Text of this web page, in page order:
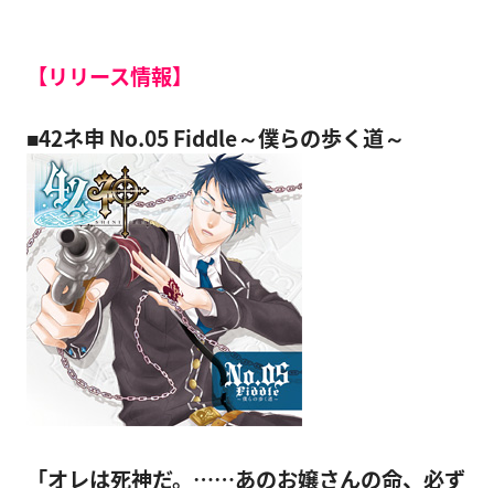
【リリース情報】
■42ネ申 No.05 Fiddle～僕らの歩く道～
「オレは死神だ。……あのお嬢さんの命、必ず